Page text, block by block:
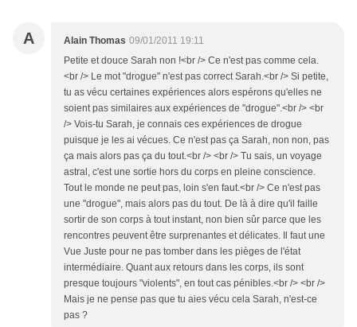
A Alain Thomas 09/01/2011 19:11
Petite et douce Sarah non !<br /> Ce n'est pas comme cela.
<br /> Le mot "drogue" n'est pas correct Sarah.<br /> Si petite,
tu as vécu certaines expériences alors espérons qu'elles ne
soient pas similaires aux expériences de "drogue".<br /> <br
/> Vois-tu Sarah, je connais ces expériences de drogue
puisque je les ai vécues. Ce n'est pas ça Sarah, non non, pas
ça mais alors pas ça du tout.<br /> <br /> Tu sais, un voyage
astral, c'est une sortie hors du corps en pleine conscience.
Tout le monde ne peut pas, loin s'en faut.<br /> Ce n'est pas
une "drogue", mais alors pas du tout. De là à dire qu'il faille
sortir de son corps à tout instant, non bien sûr parce que les
rencontres peuvent être surprenantes et délicates. Il faut une
Vue Juste pour ne pas tomber dans les pièges de l'état
intermédiaire. Quant aux retours dans les corps, ils sont
presque toujours "violents", en tout cas pénibles.<br /> <br />
Mais je ne pense pas que tu aies vécu cela Sarah, n'est-ce
pas ?